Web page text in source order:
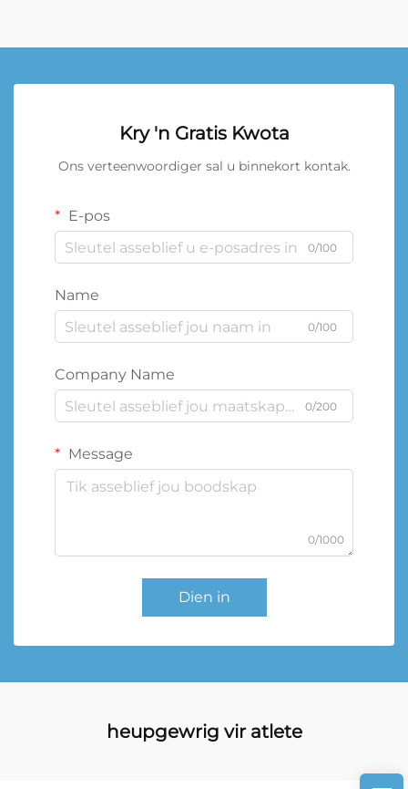
Kry 'n Gratis Kwota
Ons verteenwoordiger sal u binnekort kontak.
E-pos
0/100
Name
0/100
Company Name
0/200
Message
0/1000
Dien in
heupgewrig vir atlete